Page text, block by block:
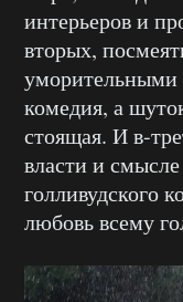
интерьеров и
вторых,
уморительными
комедия, а
стоящая. И в-
власти и
голливудского
любовь всему